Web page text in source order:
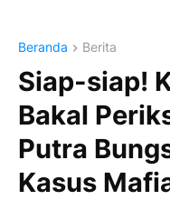
Beranda Berita
Siap-siap!
Bakal
Putra
Kasus